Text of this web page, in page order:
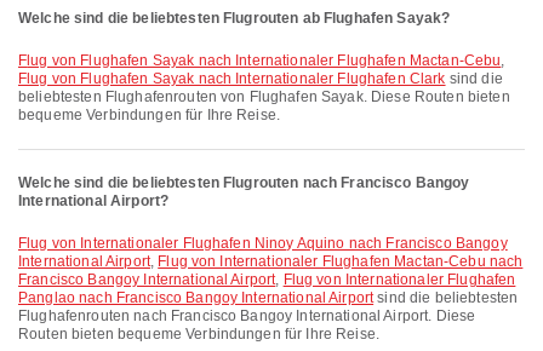
Welche sind die beliebtesten Flugrouten ab Flughafen Sayak?
Flug von Flughafen Sayak nach Internationaler Flughafen Mactan-Cebu,
Flug von Flughafen Sayak nach Internationaler Flughafen Clark sind die
beliebtesten Flughafenrouten von Flughafen Sayak. Diese Routen bieten
bequeme Verbindungen für Ihre Reise.
Welche sind die beliebtesten Flugrouten nach Francisco Bangoy
International Airport?
Flug von Internationaler Flughafen Ninoy Aquino nach Francisco Bangoy
International Airport, Flug von Internationaler Flughafen Mactan-Cebu nach
Francisco Bangoy International Airport, Flug von Internationaler Flughafen
Panglao nach Francisco Bangoy International Airportsind die beliebtesten
Flughafenrouten nach Francisco Bangoy International Airport. Diese
Routen bieten bequeme Verbindungen für Ihre Reise.